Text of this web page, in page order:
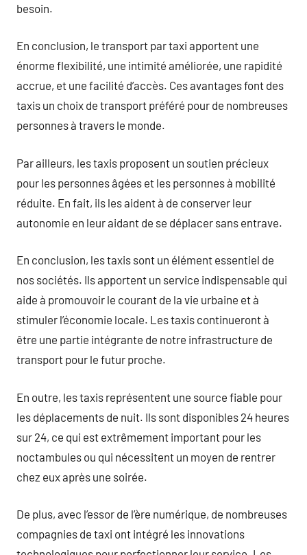
besoin.
En conclusion, le transport par taxi apportent une
énorme flexibilité, une intimité améliorée, une rapidité
accrue, et une facilité d’accès. Ces avantages font des
taxis un choix de transport préféré pour de nombreuses
personnes à travers le monde.
Par ailleurs, les taxis proposent un soutien précieux
pour les personnes âgées et les personnes à mobilité
réduite. En fait, ils les aident à de conserver leur
autonomie en leur aidant de se déplacer sans entrave.
En conclusion, les taxis sont un élément essentiel de
nos sociétés. Ils apportent un service indispensable qui
aide à promouvoir le courant de la vie urbaine et à
stimuler l’économie locale. Les taxis continueront à
être une partie intégrante de notre infrastructure de
transport pour le futur proche.
En outre, les taxis représentent une source fiable pour
les déplacements de nuit. Ils sont disponibles 24 heures
sur 24, ce qui est extrêmement important pour les
noctambules ou qui nécessitent un moyen de rentrer
chez eux après une soirée.
De plus, avec l’essor de l’ère numérique, de nombreuses
compagnies de taxi ont intégré les innovations